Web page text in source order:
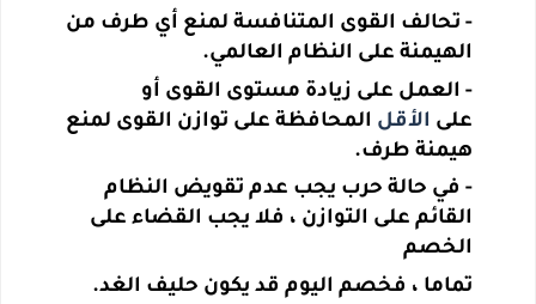
- تحالف القوى المتنافسة لمنع أي طرف من
الهيمنة على النظام العالمي.
- العمل على زيادة مستوى القوى أو
على الأقل المحافظة على توازن القوى لمنع
هيمنة طرف.
- في حالة حرب يجب عدم تقويض النظام
القائم على التوازن ، فلا يجب القضاء على
الخصم
تماما ، فخصم اليوم قد يكون حليف الغد.